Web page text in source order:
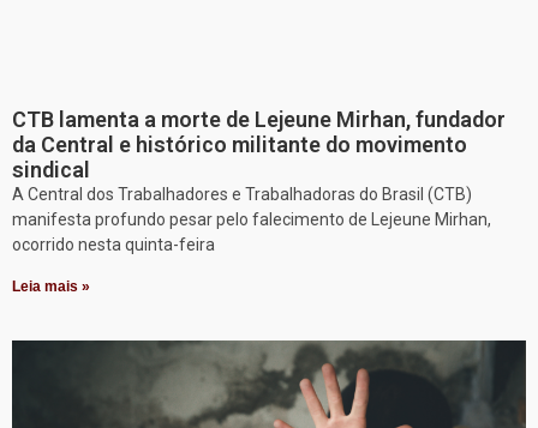
CTB lamenta a morte de Lejeune Mirhan, fundador
da Central e histórico militante do movimento
sindical
A Central dos Trabalhadores e Trabalhadoras do Brasil (CTB)
manifesta profundo pesar pelo falecimento de Lejeune Mirhan,
ocorrido nesta quinta-feira
Leia mais »